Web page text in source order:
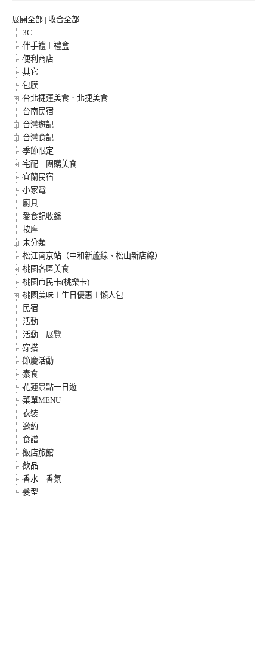
展開全部 | 收合全部
3C
伴手禮︱禮盒
便利商店
其它
包膜
台北捷運美食．北捷美食
台南民宿
台灣遊記
台灣食記
季節限定
宅配︱團購美食
宜蘭民宿
小家電
廚具
愛食記收錄
按摩
未分類
松江南京站（中和新蘆線、松山新店線）
桃園各區美食
桃園市民卡(桃樂卡)
桃園美味︱生日優惠︱懶人包
民宿
活動
活動︱展覽
穿搭
節慶活動
素食
花蓮景點一日遊
菜單MENU
衣裝
邀約
食譜
飯店旅館
飲品
香水︱香氛
髮型